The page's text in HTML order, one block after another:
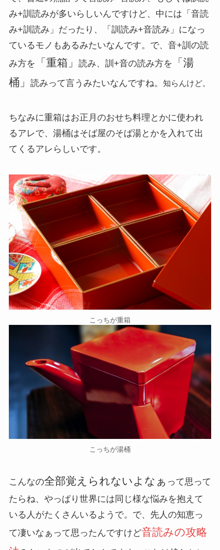
み+訓読みが多いらしいんですけど、中には「音読
み+訓読み」だったり、「訓読み+音読み」になっ
ているモノもあるみたいなんです。で、音+訓の読
み方を
「重箱」 読み、訓+音の読み方を
「湯
桶」
読みって言うみたいなんですね。 知らんけど。
ちなみに重箱はお正月のおせち料理とかに使われ
るアレで、湯桶はそば屋のそば湯とかを入れて出
てくるアレらしいです。
こっちが重箱
こっちが湯桶
こんなの全部覚えられないよなぁ って思って
たらね、やっぱり世界には同じ様な悩みを抱えて
いる人がたくさんいるようで。で、先人の知恵っ
て凄いなぁって思ったんですけど音読みの攻略